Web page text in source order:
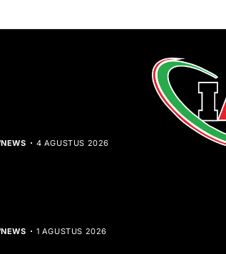
4 AGUSTUS 2026
1 AGUSTUS 2026